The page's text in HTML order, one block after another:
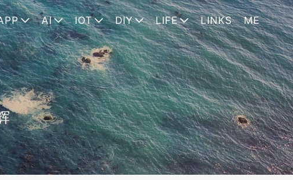
AI IOT DIY LIFE LINKS ME